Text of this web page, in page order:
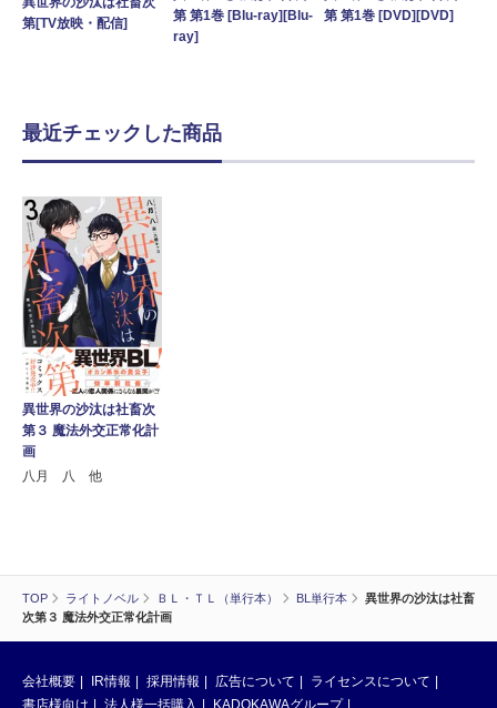
TOP ライトノベル ＢＬ・ＴＬ（単行本） BL単行本
異世界の沙汰は社畜
次第３ 魔法外交正常化計画
第[TV放映・配信]
第 第1巻 [Blu-ray][Blu-
ray]
第 第1巻 [DVD][DVD]
最近チェックした商品
異世界の沙汰は社畜次
第３ 魔法外交正常化計
画
八月 八 他
会社概要 IR情報 採用情報 広告について
ライセンスについて
書店様向け
法人様一括購入 KADOKAWAグループ